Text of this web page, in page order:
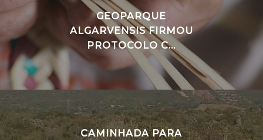
GEOPARQUE
ALGARVENSIS FIRMOU
PROTOCOLO C...
CAMINHADA PARA